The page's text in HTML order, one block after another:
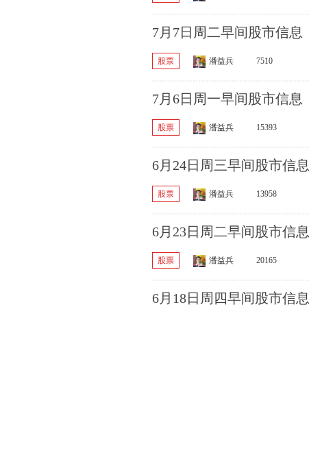
7月7日周二早间股市信息
股票 潘益兵 7510
7月6日周一早间股市信息
股票 潘益兵 15393
6月24日周三早间股市信息
股票 潘益兵 13958
6月23日周二早间股市信息
股票 潘益兵 20165
6月18日周四早间股市信息